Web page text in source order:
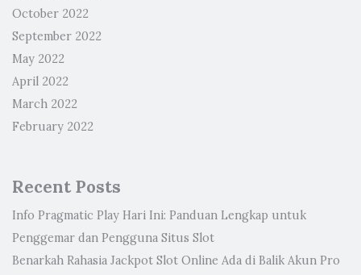
October 2022
September 2022
May 2022
April 2022
March 2022
February 2022
Recent Posts
Info Pragmatic Play Hari Ini: Panduan Lengkap untuk
Penggemar dan Pengguna Situs Slot
Benarkah Rahasia Jackpot Slot Online Ada di Balik Akun Pro